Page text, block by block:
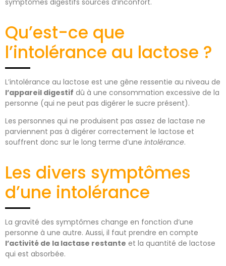
Qu’est-ce que
l’intolérance au lactose ?
L’intolérance au lactose est une gêne ressentie au niveau de
l’appareil digestif dû à une consommation excessive de la
personne (qui ne peut pas digérer le sucre présent).
Les personnes qui ne produisent pas assez de lactase ne
parviennent pas à digérer correctement le lactose et
souffrent donc sur le long terme d’une intolérance.
Les divers symptômes
d’une intolérance
La gravité des symptômes change en fonction d’une
personne à une autre. Aussi, il faut prendre en compte
l’activité de la lactase restante et la quantité de lactose
qui est absorbée.